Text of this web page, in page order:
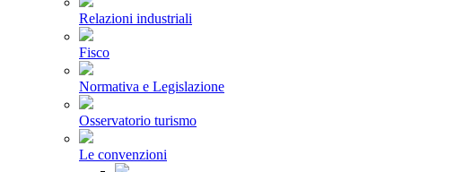
Relazioni industriali
Fisco
Normativa e Legislazione
Osservatorio turismo
Le convenzioni